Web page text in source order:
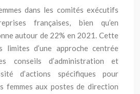
dans les comités exécutifs
françaises, bien qu’en
autour de 22% en 2021. Cette
d’une approche centrée
conseils d’administration et
d’actions spécifiques pour
femmes aux postes de direction